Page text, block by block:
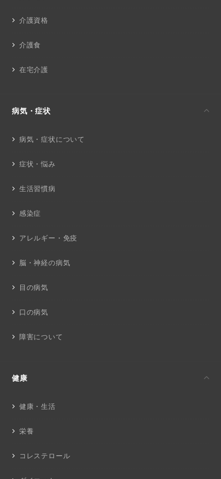
介護資格
介護食
在宅介護
病気・症状
病気・症状について
症状・悩み
生活習慣病
感染症
アレルギー・免疫
脳・神経の病気
目の病気
口の病気
障害について
健康
健康・生活
栄養
コレステロール